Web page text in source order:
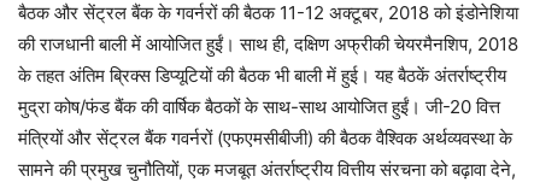
बैठक और सेंट्रल बैंक के गवर्नरों की बैठक 11-12 अक्टूबर, 2018 को इंडोनेशिया
की राजधानी बाली में आयोजित हुईं। साथ ही, दक्षिण अफ्रीकी चेयरमैनशिप, 2018
के तहत अंतिम ब्रिक्स डिप्यूटियों की बैठक भी बाली में हुई। यह बैठकें अंतर्राष्ट्रीय
मुद्रा कोष/फंड बैंक की वार्षिक बैठकों के साथ-साथ आयोजित हुईं। जी-20 वित्त
मंत्रियों और सेंट्रल बैंक गवर्नरों (एफएमसीबीजी) की बैठक वैश्विक अर्थव्यवस्था के
सामने की प्रमुख चुनौतियों, एक मजबूत अंतर्राष्ट्रीय वित्तीय संरचना को बढ़ावा देने,